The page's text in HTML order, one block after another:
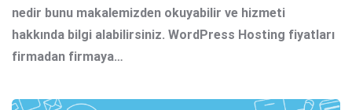
nedir bunu makalemizden okuyabilir ve hizmeti
hakkında bilgi alabilirsiniz. WordPress Hosting fiyatları
firmadan firmaya…